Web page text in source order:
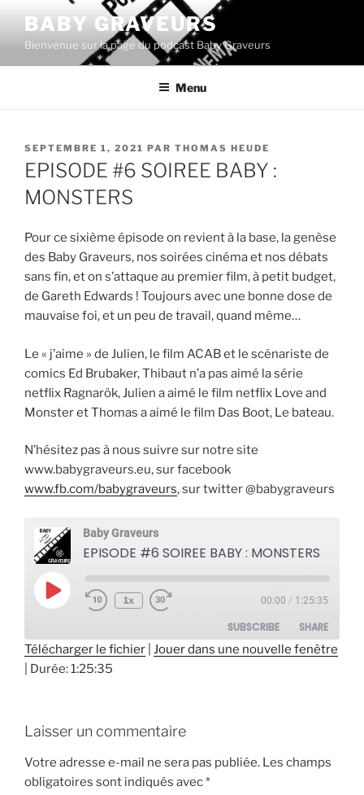
contenu
principal
BABY GRAVEURS
Bienvenue sur la page du podcast Baby Graveurs
Menu
PUBLIÉ
LE
SEPTEMBRE 1, 2021 PAR THOMAS HEUDE
EPISODE #6 SOIREE BABY :
MONSTERS
Pour ce sixième épisode on revient à la base, la genèse
des Baby Graveurs, nos soirées cinéma et nos débats
sans fin, et on s’attaque au premier film, à petit budget,
de Gareth Edwards ! Toujours avec une bonne dose de
mauvaise foi, et un peu de travail, quand même…
Le « j’aime » de Julien, le film ACAB et le scénariste de
comics Ed Brubaker, Thibaut n’a pas aimé la série
netflix Ragnarök, Julien a aimé le film netflix Love and
Monster et Thomas a aimé le film Das Boot, Le bateau.
N’hésitez pas à nous suivre sur notre site
www.babygraveurs.eu, sur facebook
www.fb.com/babygraveurs, sur twitter @babygraveurs
Baby Graveurs
EPISODE #6 SOIREE BABY : MONSTERS
Play
Episode
1x 00:00 / 1:25:35
SUBSCRIBE SHARE
SHARE
EMBED
Télécharger le fichier Jouer dans une nouvelle fenêtre
Durée: 1:25:35
Laisser un commentaire
Votre adresse e-mail ne sera pas publiée. Les champs
obligatoires sont indiqués avec*